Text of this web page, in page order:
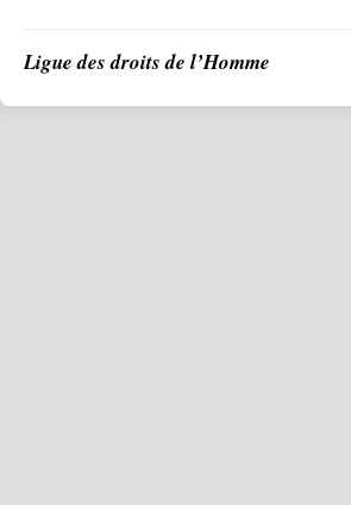
Ligue des droits de l’Homme